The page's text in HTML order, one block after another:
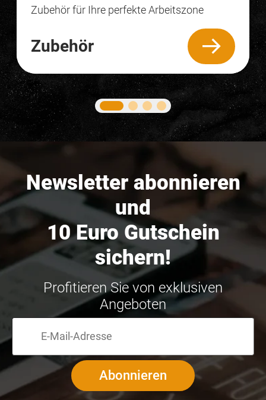
Zubehör für Ihre perfekte Arbeitszone
Zubehör
Newsletter abonnieren
und
10 Euro Gutschein
sichern!
Profitieren Sie von exklusiven
Angeboten
Abonnieren